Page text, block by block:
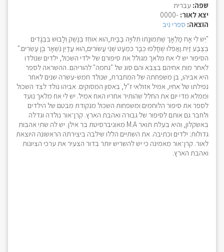
שפה: עברית
יצא לאור: -0000
הוצאה: ספרי ניב
"יֵשׁ לִי אָח מַלְאָךְ שֶׁתְּמוּנָתוֹ תְּלוּיָה בַּבַּיִת, הוּא אוֹחֵז בְּנֶשֶׁק וְלָבוּשׁ בִּבְגָדִים
בְּצֶבַע זַיִת. וַאֲפִלּוּ שֶׁחָלְפוּ כְּבָר כִּמְעַט שְׁנֵי עֲשׂוֹרִים, הוּא עֲדַיִן נִשְׁאָר בֶּן עֶשְׂרִים."
הסיפור יש לי אח מלאך מגולל את סיפורם של ילדי השכול, ילדים שנולדו
לאחר מות אחיהם בצבא והם סוג של "נחמה" להוריהם. ההשראה לספר
היא אביהו, בן משפחתה של המחברת, שנולד חמש-עשרה שנים לאחר
נפילתו של אחיו, אמיל אזולאי ז"ל, באסון המסוקים. אביהו נולד לצד השכול
וממלא מדי יום את החלל שהותיר אחריו האח אמיל. יש לי אח מלאך נועד
לספר את סיפור הלוחמים ומשפחות השכול מנקודת מבטם של הילדים
ולחבר גם אותם לסיפור של גבורה ואהבת הארץ. קרן־אור נולדה וגדלה
באשקלון, והיא בעלת תואר M.A מאוניברסיטת בר אילן. יש לה שתי אהבות
גדולות: ילדים וכתיבה. את השתיים הללו שילבה ביצירתה הראשונה היוצאת
לאור. קרן־אור מאמינה כי יש להשריש יותר בדור הצעיר את ערכי הציונות
ואהבת הארץ.